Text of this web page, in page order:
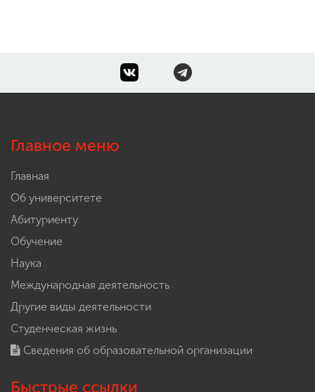
Главное меню
Главная
Об университете
Абитуриенту
Обучение
Наука
Международная деятельность
Другие виды деятельности
Студенческая жизнь
Сведения об образовательной организации
Быстрые ссылки